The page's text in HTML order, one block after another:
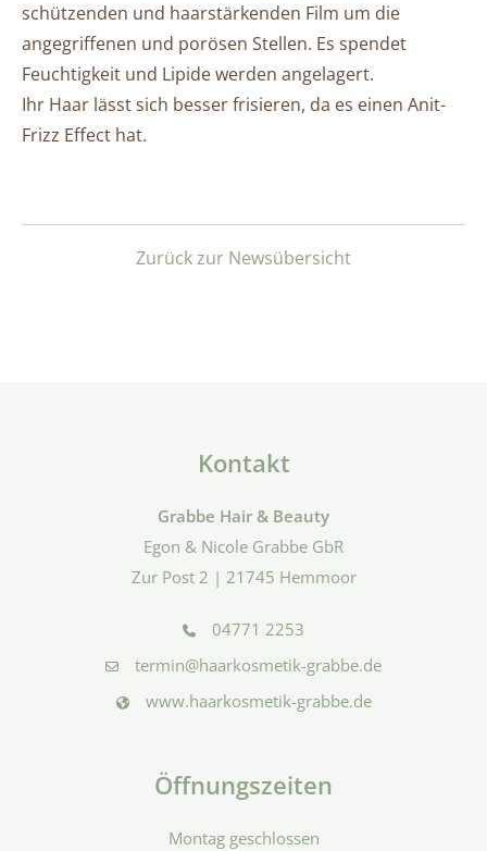
schützenden und haarstärkenden Film um die
angegriffenen und porösen Stellen. Es spendet
Feuchtigkeit und Lipide werden angelagert.
Ihr Haar lässt sich besser frisieren, da es einen Anit-
Frizz Effect hat.
Zurück zur Newsübersicht
Kontakt
Grabbe Hair & Beauty
Egon & Nicole Grabbe GbR
Zur Post 2 | 21745 Hemmoor
04771 2253
termin@haarkosmetik-grabbe.de
www.haarkosmetik-grabbe.de
Öffnungszeiten
Montag geschlossen